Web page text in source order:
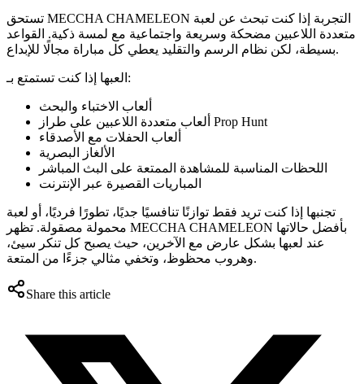
تستحق MECCHA CHAMELEON التجربة إذا كنت تبحث عن لعبة
متعددة اللاعبين مضحكة وسريعة واجتماعية مع لمسة ذكية. القواعد
بسيطة، لكن نظام الرسم والتقليد يعطي كل مباراة مجالًا للإبداع.
العبها إذا كنت تستمتع بـ:
ألعاب الاختباء والبحث
ألعاب متعددة اللاعبين على طراز Prop Hunt
ألعاب الحفلات مع الأصدقاء
الألغاز البصرية
اللحظات المناسبة للمشاهدة الممتعة على البث المباشر
المباريات القصيرة عبر الإنترنت
تجنبها إذا كنت تريد فقط توازنًا تنافسيًا جديًا، تطورًا فرديًا، أو لعبة
محمولة مصقولة. تظهر MECCHA CHAMELEON بأفضل حالاتها
عند لعبها بشكل عارض مع الآخرين، حيث يصبح كل تنكر سيئ،
وهروب محظوظ، وتخفي مثالي جزءًا من المتعة.
Share this article